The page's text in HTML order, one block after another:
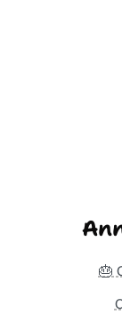
🎂